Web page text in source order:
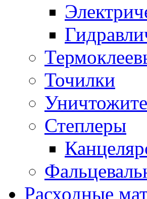
Точилки
Степлеры
Расходные